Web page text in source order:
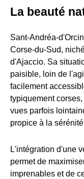
La beauté
Sant-Andréa-
Corse-du-Sud,
d'Ajaccio. Sa
paisible, loin de
facilement
typiquement
vues parfois
propice à la
L'intégration d'une
permet de
imprenables et de